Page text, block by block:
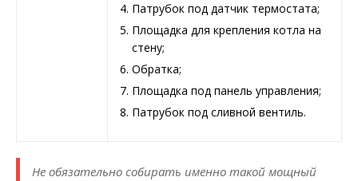
Патрубок под датчик термостата;
Площадка для крепления котла на
стену;
Обратка;
Площадка под панель управления;
Патрубок под сливной вентиль.
Не обязательно собирать именно такой мощный